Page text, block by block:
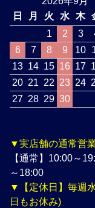
日
月 火 水 木
1
2 3
6
7 8 9 10
13 14 15 16 17
20 21 22 23 24
27 28 29 30
▼実店舗の通常営
【通常】10:00
～18:00
▼【定休日】毎週
日もお休み)